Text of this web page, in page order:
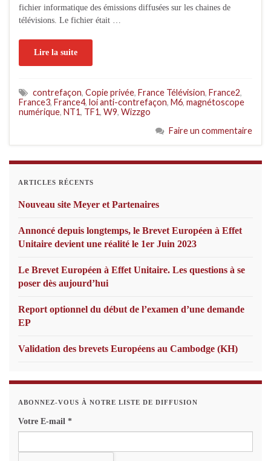
fichier informatique des émissions diffusées sur les chaines de
télévisions. Le fichier était …
Lire la suite
contrefaçon, Copie privée, France Télévision, France2,
France3, France4, loi anti-contrefaçon, M6, magnétoscope
numérique, NT1, TF1, W9, Wizzgo
Faire un commentaire
ARTICLES RÉCENTS
Nouveau site Meyer et Partenaires
Annoncé depuis longtemps, le Brevet Européen à Effet
Unitaire devient une réalité le 1er Juin 2023
Le Brevet Européen à Effet Unitaire. Les questions à se
poser dès aujourd’hui
Report optionnel du début de l’examen d’une demande
EP
Validation des brevets Européens au Cambodge (KH)
ABONNEZ-VOUS À NOTRE LISTE DE DIFFUSION
Votre E-mail *